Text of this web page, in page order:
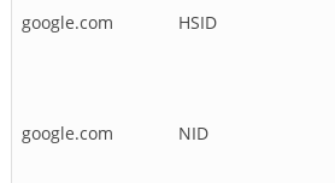
google.com
HSID
google.com
NID